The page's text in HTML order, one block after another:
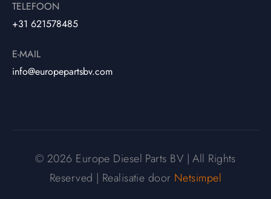
TELEFOON
+31 621578485
E-MAIL
info@europepartsbv.com
© 2026 Europe Diesel Parts BV | All Rights
Reserved | Realisatie door Netsimpel